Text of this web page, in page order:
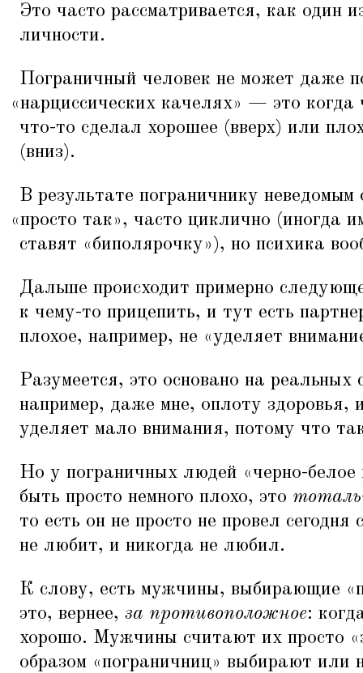
Это часто рассматривается, как один
личности.
Пограничный человек не может даже
«нарциссических качелях» — это
что-то сделал хорошее (вверх) или
(вниз).
В результате пограничнику неведомым
«просто так», часто циклично (иногда
ставят «биполярочку»), но психика
Дальше происходит примерно
к чему-то прицепить, и тут есть
плохое, например, не «уделяет
Разумеется, это основано на
например, даже мне, оплоту здоровья,
уделяет мало внимания, потому что
Но у пограничных людей «черно-
быть просто немного плохо, это
то есть он не просто не провел
не любит, и никогда не любил.
К слову, есть мужчины, выбирающие «
это, вернее, за противоположное:
хорошо. Мужчины считают их просто «
образом «пограничниц» выбирают или